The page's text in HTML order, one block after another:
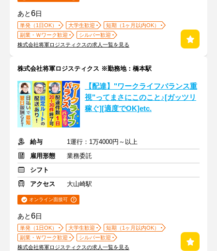
あと6日
単発（1日OK） 大学生歓迎
短期（1ヶ月以内OK）
副業・Ｗワーク歓迎
シルバー歓迎
株式会社将軍ロジスティクスの求人一覧を見る
株式会社将軍ロジスティクス ※勤務地：橋本駅
【配達】"ワークライフバランス重
視"ってまさにこのこと♪[ガッツリ
稼ぐ][適度でOK]etc.
給与
1運行：1万4000円～以上
雇用形態
業務委託
シフト
アクセス
大山崎駅
オンライン面接可
あと6日
単発（1日OK） 大学生歓迎
短期（1ヶ月以内OK）
副業・Ｗワーク歓迎
シルバー歓迎
株式会社将軍ロジスティクスの求人一覧を見る